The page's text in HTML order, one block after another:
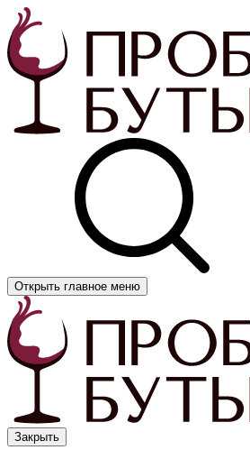
Открыть главное меню
Закрыть